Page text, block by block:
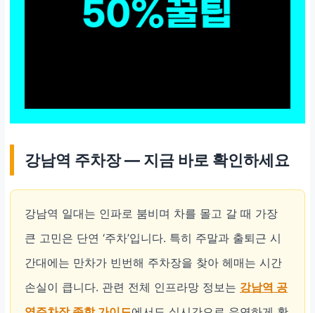
강남역 주차장 — 지금 바로 확인하세요
강남역 일대는 인파로 붐비며 차를 몰고 갈 때 가장
큰 고민은 단연 ‘주차’입니다. 특히 주말과 출퇴근 시
간대에는 만차가 빈번해 주차장을 찾아 헤매는 시간
손실이 큽니다. 관련 전체 인프라망 정보는 강남역 공